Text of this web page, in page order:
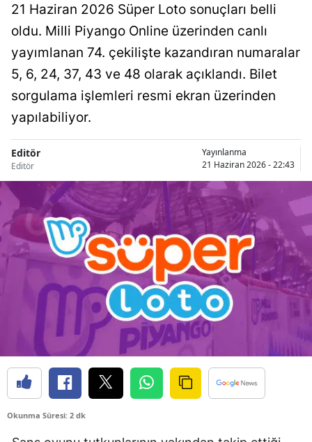
21 Haziran 2026 Süper Loto sonuçları belli
oldu. Milli Piyango Online üzerinden canlı
yayımlanan 74. çekilişte kazandıran numaralar
5, 6, 24, 37, 43 ve 48 olarak açıklandı. Bilet
sorgulama işlemleri resmi ekran üzerinden
yapılabiliyor.
Editör
Editör
Yayınlanma
21 Haziran 2026 - 22:43
Okunma Süresi: 2 dk